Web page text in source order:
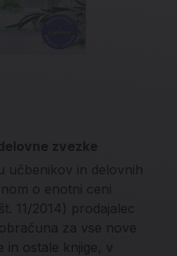
zvezke
učbenikov in delovnih
o enotni ceni
11/2014) prodajalec
za vse nove
in ostale knjige, v